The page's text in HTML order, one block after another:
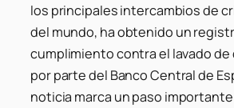
los principales intercambios de
del mundo, ha obtenido un
cumplimiento contra el lavado de
por parte del Banco Central de
noticia marca un paso importante